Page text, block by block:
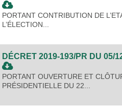
PORTANT CONTRIBUTION DE
L’ÉLECTION...
DÉCRET 2019-193/PR DU 05/
PORTANT OUVERTURE ET
PRÉSIDENTIELLE DU 22...